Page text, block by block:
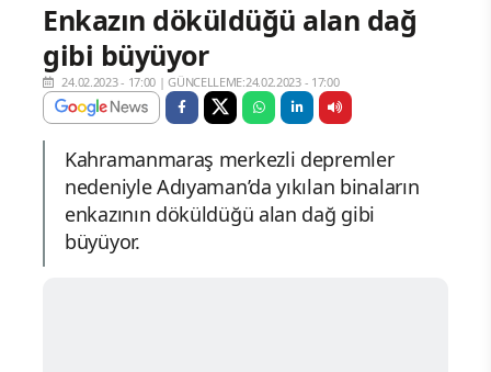
Enkazın döküldüğü alan dağ
gibi büyüyor
24.02.2023 - 17:00 |GÜNCELLEME:24.02.2023 - 17:00
Kahramanmaraş merkezli depremler
nedeniyle Adıyaman’da yıkılan binaların
enkazının döküldüğü alan dağ gibi
büyüyor.